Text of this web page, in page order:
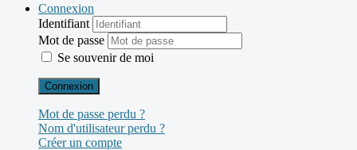
Connexion
Identifiant
Mot de passe
Se souvenir de moi
Connexion
Mot de passe perdu ?
Nom d'utilisateur perdu ?
Créer un compte